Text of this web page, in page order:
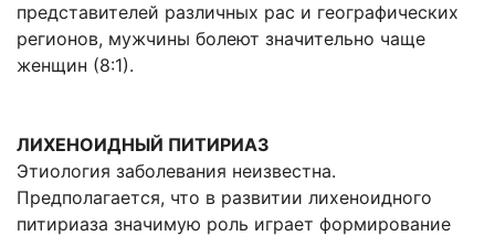
представителей различных рас и географических
регионов, мужчины болеют значительно чаще
женщин (8:1).
ЛИХЕНОИДНЫЙ ПИТИРИАЗ
Этиология заболевания неизвестна.
Предполагается, что в развитии лихеноидного
питириаза значимую роль играет формирование